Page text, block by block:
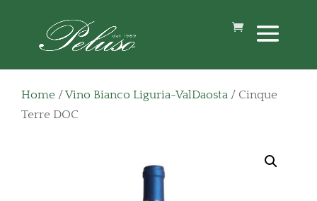
Home /Vino Bianco Liguria-ValDaosta / Cinque
Terre DOC